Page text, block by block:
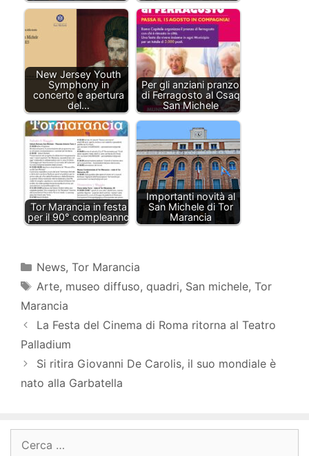
New Jersey Youth
Symphony in
concerto e apertura
del…
Per gli anziani pranzo
di Ferragosto al Csaq
San Michele
Tor Marancia in festa
per il 90° compleanno
Importanti novità al
San Michele di Tor
Marancia
Categorie
News, Tor Marancia
Tag
Arte, museo diffuso, quadri, San michele, Tor
Marancia
La Festa del Cinema di Roma ritorna al Teatro
Palladium
Si ritira Giovanni De Carolis, il suo mondiale è
nato alla Garbatella
per: